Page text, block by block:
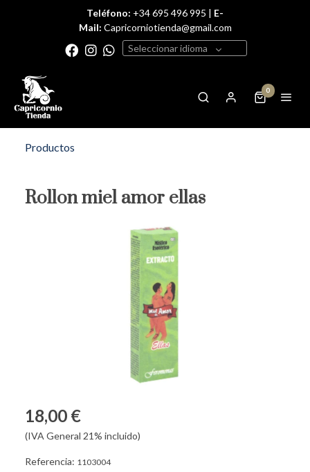
Teléfono: +34 695 496 995 | E-
Mail: Capricorniotienda@gmail.com
Seleccionar idioma
0
Productos
Rollon miel amor ellas
18,00 €
(IVA General 21% incluido)
Referencia: 1103004